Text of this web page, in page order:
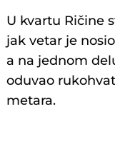
U kvartu Ričine
jak vetar je
a na jednom
oduvao
metara.